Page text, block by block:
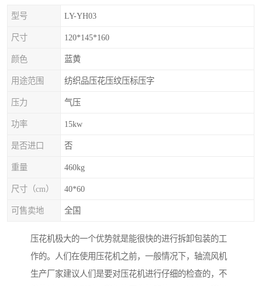
型号 LY-YH03
尺寸 120*145*160
颜色 蓝黄
用途范围 纺织品压花压纹压标压字
压力 气压
功率 15kw
是否进口 否
重量 460kg
尺寸（cm） 40*60
可售卖地 全国
压花机极大的一个优势就是能很快的进行拆卸包装的工
作的。人们在使用压花机之前，一般情况下，轴流风机
生产厂家建议人们是要对压花机进行仔细的检查的，不